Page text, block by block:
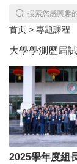
搜索您感興趣
首页 > 專題課程
大學學測歷屆
2025學年度組